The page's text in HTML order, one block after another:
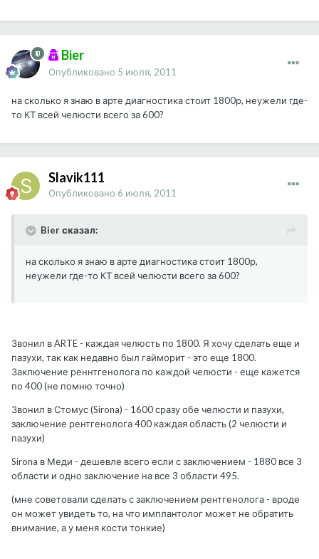
Bier
Опубликовано 5 июля, 2011
на сколько я знаю в арте диагностика стоит 1800р, неужели где-
то КТ всей челюсти всего за 600?
Slavik111
Опубликовано 6 июля, 2011
Bier сказал:
на сколько я знаю в арте диагностика стоит 1800р,
неужели где-то КТ всей челюсти всего за 600?
Звонил в ARTE - каждая челюсть по 1800. Я хочу сделать еще и
пазухи, так как недавно был гайморит - это еще 1800.
Заключение реннтгенолога по каждой челюсти - еще кажется
по 400 (не помню точно)
Звонил в Стомус (Sirona) - 1600 сразу обе челюсти и пазухи,
заключение рентгенолога 400 каждая область (2 челюсти и
пазухи)
Sirona в Меди - дешевле всего если с заключением - 1880 все 3
области и одно заключение на все 3 области 495.
(мне советовали сделать с заключением рентгенолога - вроде
он может увидеть то, на что имплантолог может не обратить
внимание, а у меня кости тонкие)